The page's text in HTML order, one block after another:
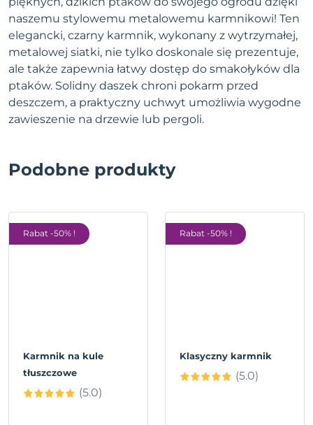
naszemu stylowemu metalowemu karmnikowi! Ten
elegancki, czarny karmnik, wykonany z wytrzymałej,
metalowej siatki, nie tylko doskonale się prezentuje,
ale także zapewnia łatwy dostęp do smakołyków dla
ptaków. Solidny daszek chroni pokarm przed
deszczem, a praktyczny uchwyt umożliwia wygodne
zawieszenie na drzewie lub pergoli.
Podobne produkty
Rabat -50% !
Karmnik na kule
tłuszczowe
(5.0)
Rabat -50% !
Klasyczny karmnik
(5.0)